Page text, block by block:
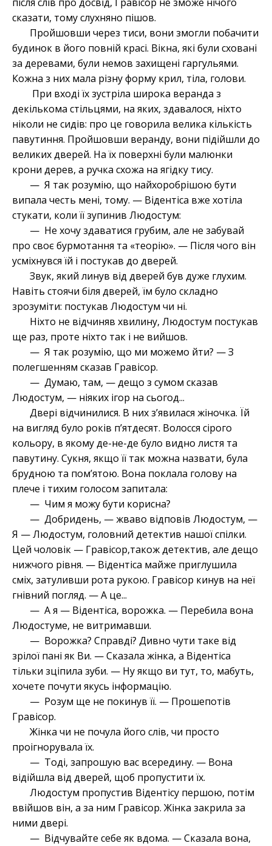
після слів про досвід, Гравісор не зможе нічого
сказати, тому слухняно пішов.
Пройшовши через тиси, вони змогли побачити
будинок в його повній красі. Вікна, які були сховані
за деревами, були немов захищені гаргульями.
Кожна з них мала різну форму крил, тіла, голови.
При вході їх зустріла широка веранда з
декількома стільцями, на яких, здавалося, ніхто
ніколи не сидів: про це говорила велика кількість
павутиння. Пройшовши веранду, вони підійшли до
великих дверей. На їх поверхні були малюнки
крони дерев, а ручка схожа на ягідку тису.
— Я так розумію, що найхоробрішою бути
випала честь мені, тому. — Відентіса вже хотіла
стукати, коли її зупинив Людостум:
— Не хочу здаватися грубим, але не забувай
про своє бурмотання та «теорію». — Після чого він
усміхнувся їй і постукав до дверей.
Звук, який линув від дверей був дуже глухим.
Навіть стоячи біля дверей, їм було складно
зрозуміти: постукав Людостум чи ні.
Ніхто не відчиняв хвилину, Людостум постукав
ще раз, проте ніхто так і не вийшов.
— Я так розумію, що ми можемо йти? — З
полегшенням сказав Гравісор.
— Думаю, там, — дещо з сумом сказав
Людостум, — ніяких ігор на сьогод...
Двері відчинилися. В них з’явилася жіночка. Їй
на вигляд було років п’ятдесят. Волосся сірого
кольору, в якому де-не-де було видно листя та
павутину. Сукня, якщо її так можна назвати, була
брудною та пом’ятою. Вона поклала голову на
плече і тихим голосом запитала:
— Чим я можу бути корисна?
— Добридень, — жваво відповів Людостум, —
Я — Людостум, головний детектив нашої спілки.
Цей чоловік — Гравісор,також детектив, але дещо
нижчого рівня. — Відентіса майже приглушила
сміх, затуливши рота рукою. Гравісор кинув на неї
гнівний погляд. — А це...
— А я — Відентіса, ворожка. — Перебила вона
Людостуме, не витримавши.
— Ворожка? Справді? Дивно чути таке від
зрілої пані як Ви. — Сказала жінка, а Відентіса
тільки зціпила зуби. — Ну якщо ви тут, то, мабуть,
хочете почути якусь інформацію.
— Розум ще не покинув її. — Прошепотів
Гравісор.
Жінка чи не почула його слів, чи просто
проігнорувала їх.
— Тоді, запрошую вас всередину. — Вона
відійшла від дверей, щоб пропустити їх.
Людостум пропустив Відентісу першою, потім
ввійшов він, а за ним Гравісор. Жінка закрила за
ними двері.
— Відчувайте себе як вдома. — Сказала вона,